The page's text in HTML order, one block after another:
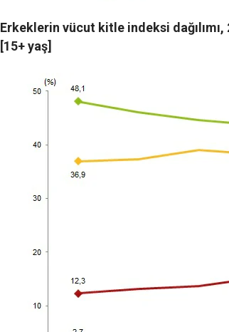
Erkeklerin vücut kitle indeksi dağılımı,
[15+ yaş]